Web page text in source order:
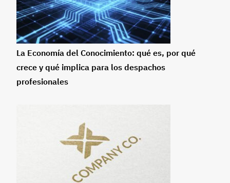
La Economía del Conocimiento: qué es, por qué
crece y qué implica para los despachos
profesionales